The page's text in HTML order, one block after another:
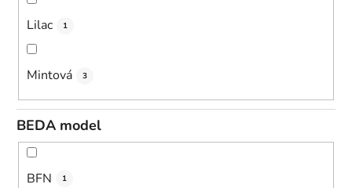
Lilac 1
Mintová 3
BEDA model
BFN 1